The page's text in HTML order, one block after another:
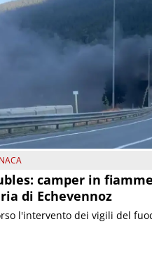
camper in
di Echevennoz
l'intervento dei vigili del